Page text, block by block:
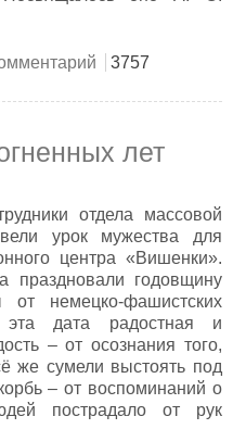
А. С. Грибоедова
3757
лет
отдела массовой
урок мужества для
центра «Вишенки».
праздновали годовщину
немецко-фашистских
эта дата радостная и
– от осознания того,
же сумели выстоять под
– от воспоминаний о
пострадало от рук